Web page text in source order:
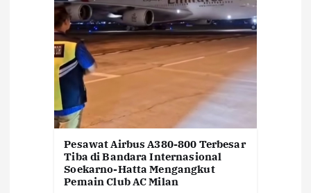
Pesawat Airbus A380-800 Terbesar
Tiba di Bandara Internasional
Soekarno-Hatta Mengangkut
Pemain Club AC Milan